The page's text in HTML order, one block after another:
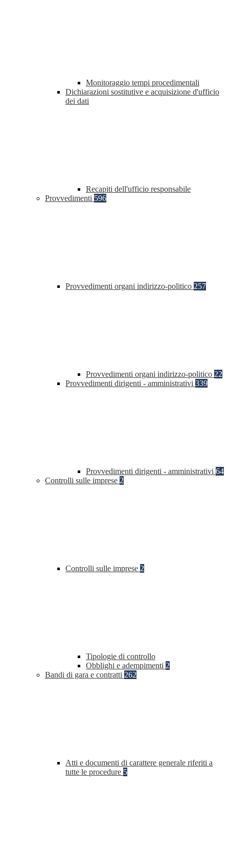
Monitoraggio tempi procedimentali
Dichiarazioni sostitutive e acquisizione d'ufficio
dei dati
Recapiti dell'ufficio responsabile
Provvedimenti 596
Provvedimenti organi indirizzo-politico 257
Provvedimenti organi indirizzo-politico 22
Provvedimenti dirigenti - amministrativi 339
Provvedimenti dirigenti - amministrativi 64
Controlli sulle imprese 2
Controlli sulle imprese 2
Tipologie di controllo
Obblighi e adempimenti 2
Bandi di gara e contratti 262
Atti e documenti di carattere generale riferiti a
tutte le procedure 5